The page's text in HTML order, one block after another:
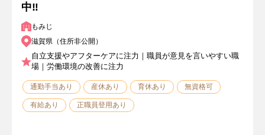
中‼
もみじ
滋賀県（住所非公開）
自立支援やアフターケアに注力｜職員が意見を言いやすい職
場｜労働環境の改善に注力
通勤手当あり 産休あり 育休あり 無資格可
有給あり 正職員登用あり